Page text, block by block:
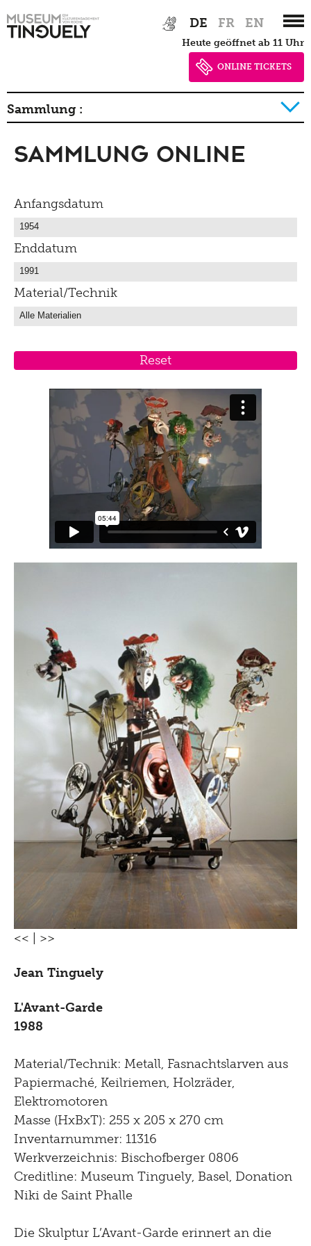
Hauptnavigation
to
DE FR EN
heute geöffnet ab 11 Uhr
ONLINE TICKETS
Sammlung :
Geschichte der Sammlung Detail
Sammlung Online
Anfangsdatum
Enddatum
Material/Technik
<< >>
Jean Tinguely
L'Avant-Garde
1988
Material/Technik: Metall, Fasnachtslarven aus
Papiermaché, Keilriemen, Holzräder,
Elektromotoren
Masse (HxBxT): 255 x 205 x 270 cm
Inventarnummer: 11316
Werkverzeichnis: Bischofberger 0806
Creditline: Museum Tinguely, Basel, Donation
Niki de Saint Phalle
Die Skulptur L’Avant-Garde erinnert an die